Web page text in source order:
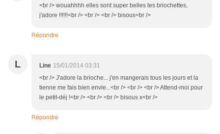
<br /> wouahhhh elles sont super belles tes briochettes,
j'adore !!!!!!<br /> <br /> <br /> bisous<br />
Répondre
L Line 15/01/2014 03:31
<br /> J'adore la brioche... j'en mangerais tous les jours et la
tienne me fais bien envie...<br /> <br /> <br /> Attend-moi pour
le petit-déj !<br /> <br /> <br /> bisous x<br />
Répondre